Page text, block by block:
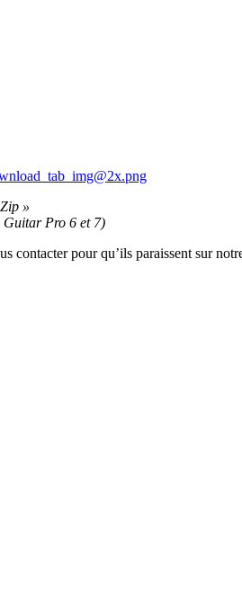
»
Guitar Pro 6 et 7)
contacter pour qu’ils paraissent sur